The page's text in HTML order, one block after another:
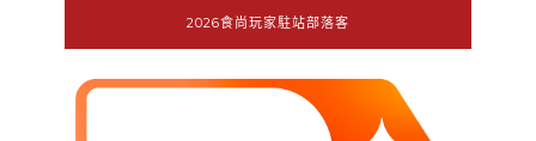
2026食尚玩家駐站部落客